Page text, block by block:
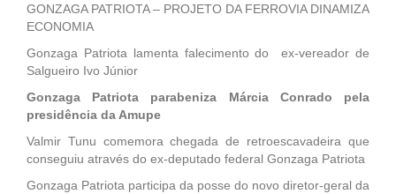
GONZAGA PATRIOTA – PROJETO DA FERROVIA DINAMIZA
ECONOMIA
Gonzaga Patriota lamenta falecimento do ex-vereador de
Salgueiro Ivo Júnior
Gonzaga Patriota parabeniza Márcia Conrado pela
presidência da Amupe
Valmir Tunu comemora chegada de retroescavadeira que
conseguiu através do ex-deputado federal Gonzaga Patriota
Gonzaga Patriota participa da posse do novo diretor-geral da